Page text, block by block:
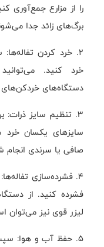
را از مزارع جمع‌آوری
برگ‌های زائد جدا
2. خرد کردن
خرد کنید.
دستگاه‌های
3. تنظیم سایز ذرات:
سایزهای یکسان
صافی یا سرندی انجام
4. فشرده‌سازی
فشرده کنید. از
لیزر قوی نیز می‌توان
5. حفظ آب و هوا: